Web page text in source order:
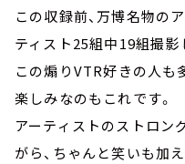
この収録前、万博名物の
ティスト25組中19組撮影
この煽りVTR好きの人も
楽しみなのもこれです。
アーティストのストロン
がら、ちゃんと笑いも加